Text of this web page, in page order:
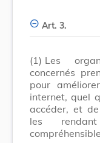
Art. 3.
(1) Les
concernés
pour
internet, quel
accéder, et
les rendant